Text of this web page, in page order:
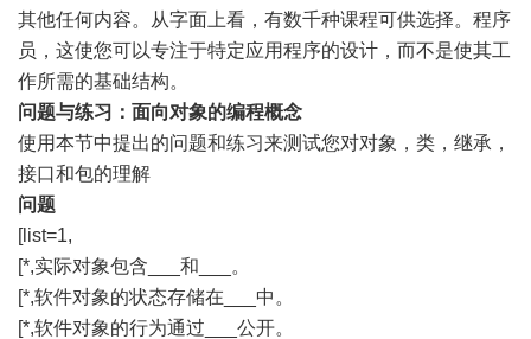
其他任何内容。从字面上看，有数千种课程可供选择。程序
员，这使您可以专注于特定应用程序的设计，而不是使其工
作所需的基础结构。
问题与练习：面向对象的编程概念
使用本节中提出的问题和练习来测试您对对象，类，继承，
接口和包的理解
问题
[list=1,
[*,实际对象包含___和___。
[*,软件对象的状态存储在___中。
[*,软件对象的行为通过___公开。